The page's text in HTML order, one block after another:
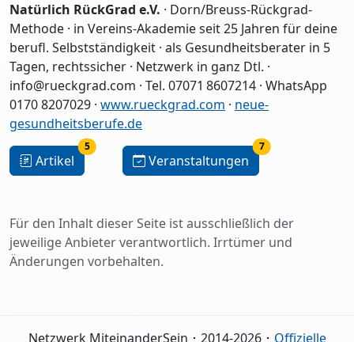
Natürlich RückGrad e.V. · Dorn/Breuss-Rückgrad-
Methode · in Vereins-Akademie seit 25 Jahren für deine
berufl. Selbstständigkeit · als Gesundheitsberater in 5
Tagen, rechtssicher · Netzwerk in ganz Dtl. ·
info@rueckgrad.com · Tel. 07071 8607214 · WhatsApp
0170 8207029 · www.rueckgrad.com · neue-
gesundheitsberufe.de
Artikel
5
Veranstaltungen
7
Für den Inhalt dieser Seite ist ausschließlich der
jeweilige Anbieter verantwortlich. Irrtümer und
Änderungen vorbehalten.
Netzwerk MiteinanderSein ･ 2014-2026 ･ Offizielle